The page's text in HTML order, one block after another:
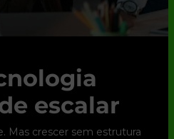
escalar
Mas crescer sem estrutura